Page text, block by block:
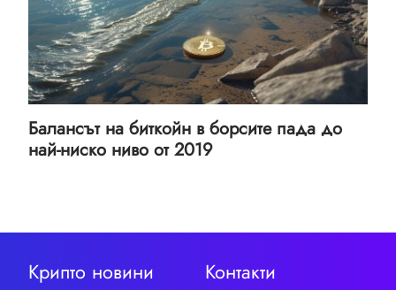
Балансът на биткойн в борсите пада до
най-ниско ниво от 2019
Крипто новини Контакти